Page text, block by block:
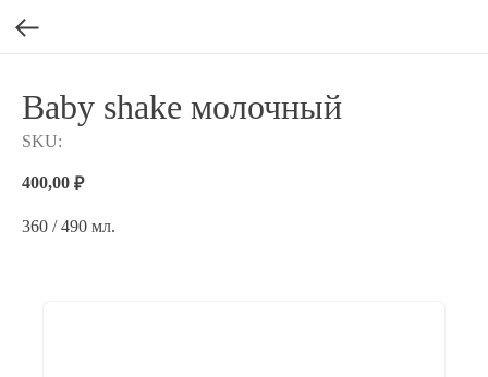
Baby shake молочный
SKU:
400,00 ₽
360 / 490 мл.